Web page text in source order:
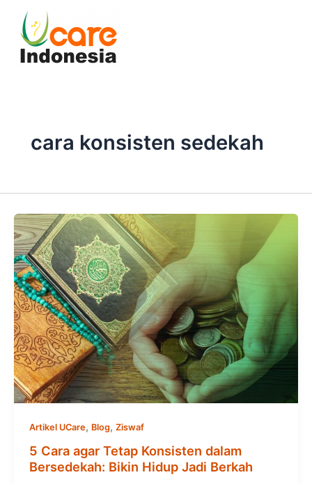
content
cara konsisten sedekah
Artikel UCare, Blog, Ziswaf
5 Cara agar Tetap Konsisten dalam
Bersedekah: Bikin Hidup Jadi Berkah